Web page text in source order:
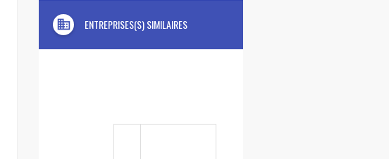
domain ENTREPRISES(S) SIMILAIRES